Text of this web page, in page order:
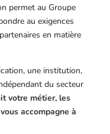
permet au Groupe
au exigences
en matière
une institution,
du secteur
votre métier, les
accompagne à